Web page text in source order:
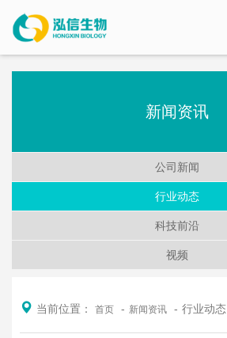
新闻资讯
公司新闻
行业动态
科技前沿
视频
当前位置： 首页 新闻资讯 行业动态